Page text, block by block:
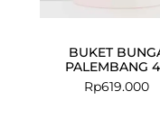
BUKET
PALEMBANG
Rp619.000